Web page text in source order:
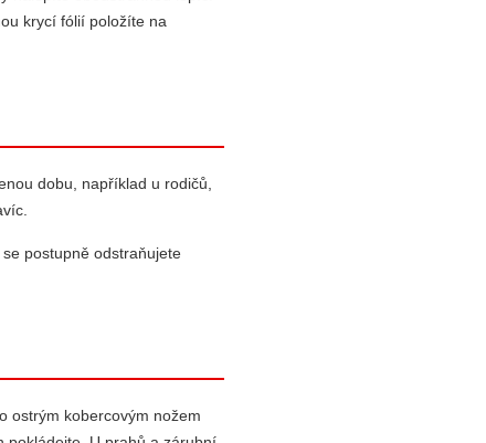
krycí fólií položíte na
dobu, například u rodičů,
postupně odstraňujete
ostrým kobercovým nožem